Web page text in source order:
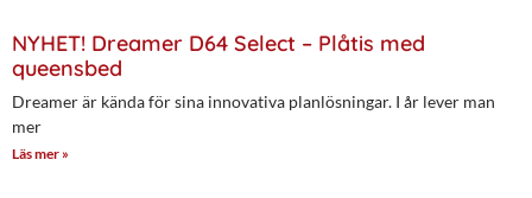
NYHET! Dreamer D64 Select – Plåtis med
queensbed
Dreamer är kända för sina innovativa planlösningar. I år lever man
mer
Läs mer »